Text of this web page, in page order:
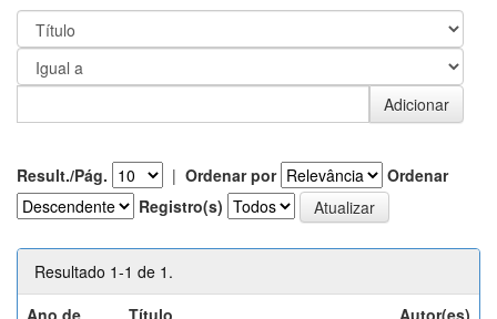
Result./Pág. | Ordenar por
Ordenar
Registro(s)
Resultado 1-1 de 1.
Ano de
Título Autor(es)